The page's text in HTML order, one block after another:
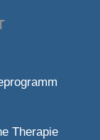
Therapie